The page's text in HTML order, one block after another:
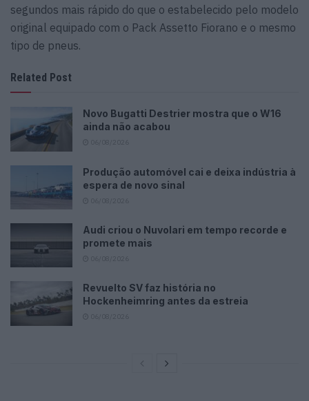
segundos mais rápido do que o estabelecido pelo modelo
original equipado com o Pack Assetto Fiorano e o mesmo
tipo de pneus.
Related Post
Novo Bugatti Destrier mostra que o W16
ainda não acabou
Produção automóvel cai e deixa indústria à
espera de novo sinal
Audi criou o Nuvolari em tempo recorde e
promete mais
Revuelto SV faz história no
Hockenheimring antes da estreia